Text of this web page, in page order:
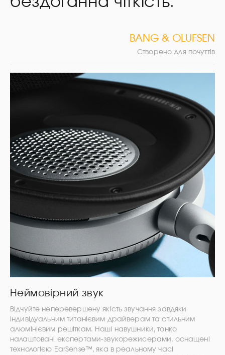
BANG & OLUFSEN
Створено для почуттів
Неймовірний звук
Відчуйте неперевершену якість звучання завдяки
індивідуальним титанієвим драйверам та стильним
алюмінієвим решіткам. Наші навушники, тонко
налаштовані експертами-звукорежисерами, оснащені
технологією EarSense™, яка в реальному часі